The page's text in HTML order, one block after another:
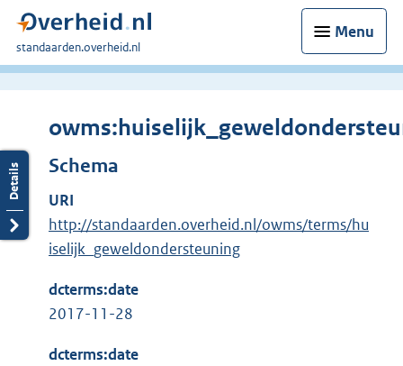
Menu
U
bent
standaarden.overheid.nl
Schema
URI
http://standaarden.overheid.nl/owms/terms/hu
iselijk_geweldondersteuning
dcterms:date
2017-11-28
dcterms:date